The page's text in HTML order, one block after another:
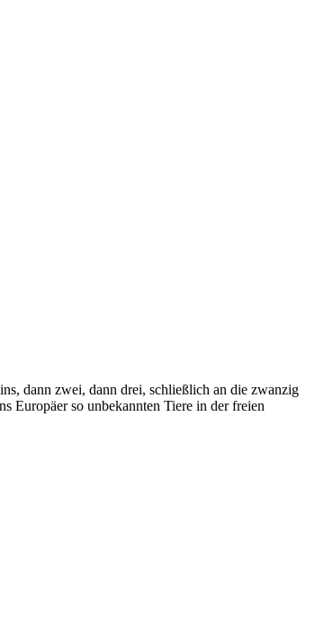
dann zwei, dann drei, schließlich an die zwanzig
Europäer so unbekannten Tiere in der freien